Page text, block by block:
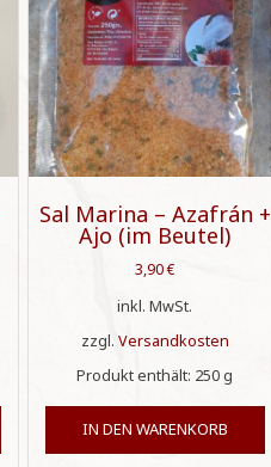
Sal Marina – Azafrán +
Ajo (im Beutel)
3,90€
inkl. MwSt.
zzgl. Versandkosten
Produkt enthält: 250g
IN DEN WARENKORB